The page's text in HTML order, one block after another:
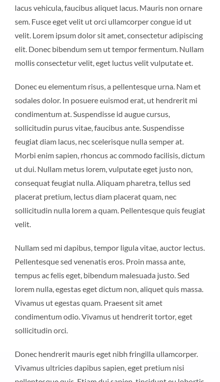
lacus vehicula, faucibus aliquet lacus. Mauris non ornare
sem. Fusce eget velit ut orci ullamcorper congue id ut
velit. Lorem ipsum dolor sit amet, consectetur adipiscing
elit. Donec bibendum sem ut tempor fermentum. Nullam
mollis consectetur velit, eget luctus velit vulputate et.
Donec eu elementum risus, a pellentesque urna. Nam et
sodales dolor. In posuere euismod erat, ut hendrerit mi
condimentum at. Suspendisse id augue cursus,
sollicitudin purus vitae, faucibus ante. Suspendisse
feugiat diam lacus, nec scelerisque nulla semper at.
Morbi enim sapien, rhoncus ac commodo facilisis, dictum
ut dui. Nullam metus lorem, vulputate eget justo non,
consequat feugiat nulla. Aliquam pharetra, tellus sed
placerat pretium, lectus diam placerat quam, nec
sollicitudin nulla lorem a quam. Pellentesque quis feugiat
velit.
Nullam sed mi dapibus, tempor ligula vitae, auctor lectus.
Pellentesque sed venenatis eros. Proin massa ante,
tempus ac felis eget, bibendum malesuada justo. Sed
lorem nulla, egestas eget dictum non, aliquet quis massa.
Vivamus ut egestas quam. Praesent sit amet
condimentum odio. Vivamus ut hendrerit tortor, eget
sollicitudin orci.
Donec hendrerit mauris eget nibh fringilla ullamcorper.
Vivamus ultricies dapibus sapien, eget pretium nisi